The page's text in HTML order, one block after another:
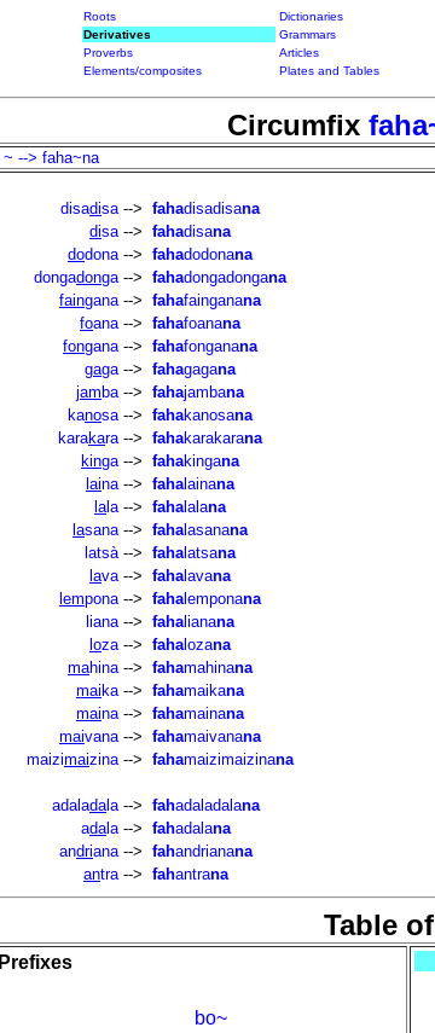
Roots Dictionaries
Derivatives Grammars
Proverbs Articles
Elements/composites Plates and Tables
Circumfix
~ --> faha~na
disadisa--> fahadisadisana
disa--> fahadisana
dodona--> fahadodonana
dongadonga--> fahadongadongana
faingana--> fahafainganana
foana--> fahafoanana
fongana--> fahafonganana
gaga--> fahagagana
jam ba--> fahajambana
kanosa--> fahakanosana
karakara--> fahakarakarana
kinga--> fahakingana
laina--> fahalainana
lala--> fahalalana
lasana--> fahalasanana
latsà--> fahalatsana
lava--> fahalavana
lempona--> fahalemponana
liana--> fahalianana
loza--> fahalozana
mahina--> fahamahinana
mai ka--> fahamaikana
maina--> fahamainana
maivana--> fahamaivanana
maizimaizina--> fahamaizimaizinana
adaladala--> fahadaladalana
adala--> fahadalana
andriana--> fahandrianana
antra--> fahantrana
Table
Prefixes
bo~